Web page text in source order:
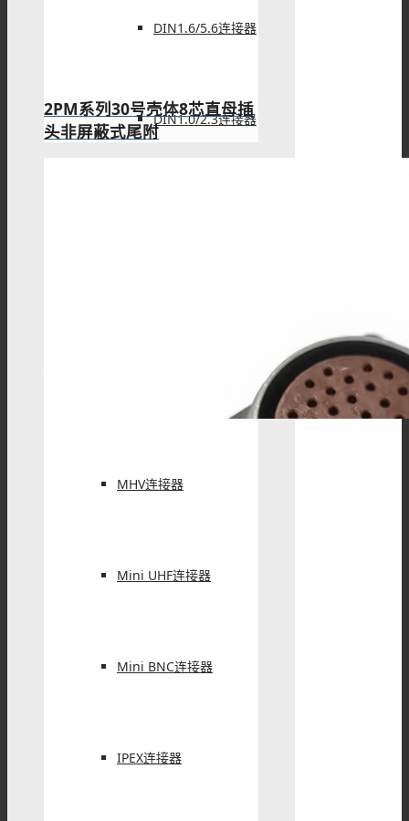
DIN1.6/5.6连接器
DIN1.0/2.3连接器
MHV连接器
Mini UHF连接器
Mini BNC连接器
IPEX连接器
2PM系列30号壳体8芯直母插
头非屏蔽式尾附